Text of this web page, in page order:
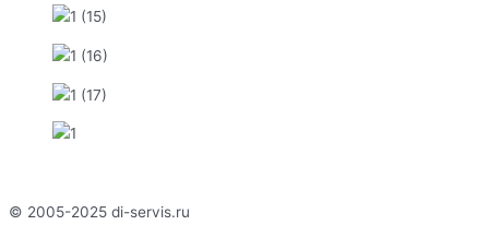
© 2005-2025 di-servis.ru